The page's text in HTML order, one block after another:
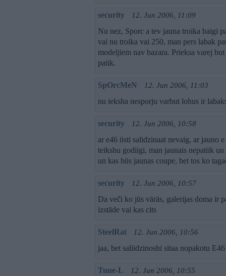
security 12. Jun 2006, 11:09
Nu nez, Sporc a tev jauna troika baigi
vai nu troika vai 250, man pers labak
modeljiem nav bazara. Prieksa varej
patik.
SpOrcMeN 12. Jun 2006, 11:03
nu ieksha nesporju varbut lohus ir
security 12. Jun 2006, 10:58
ar e46 iisti salidzinaat nevaig, ar jauno
teikshu godiigi, man jaunais nepatiik
un kas būs jaunas coupe, bet tos ko
security 12. Jun 2006, 10:57
Da veči ko jūs vārās, galerijas doma ir
izstāde vai kas cits
SteelRat 12. Jun 2006, 10:56
jaa, bet saliidzinoshi sitaa nopakotu
Tune-L 12. Jun 2006, 10:55